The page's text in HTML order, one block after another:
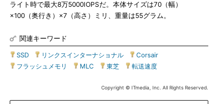
ライト時で最大8万5000IOPSだ。本体サイズは70（幅）
×100（奥行き）×7（高さ）ミリ、重量は55グラム。
関連キーワード
SSD リンクスインターナショナル Corsair
フラッシュメモリ
MLC 東芝 転送速度
Copyright © ITmedia, Inc. All Rights Reserved.